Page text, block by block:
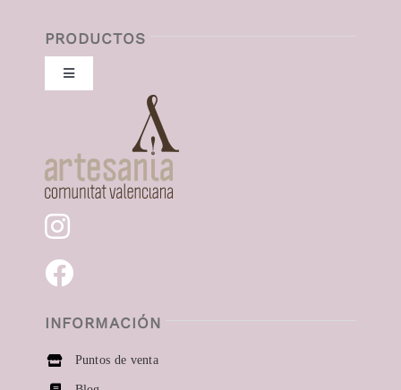
PRODUCTOS
Toggle
Navigation
Pendientes
Anillos
INFORMACIÓN
Puntos de venta